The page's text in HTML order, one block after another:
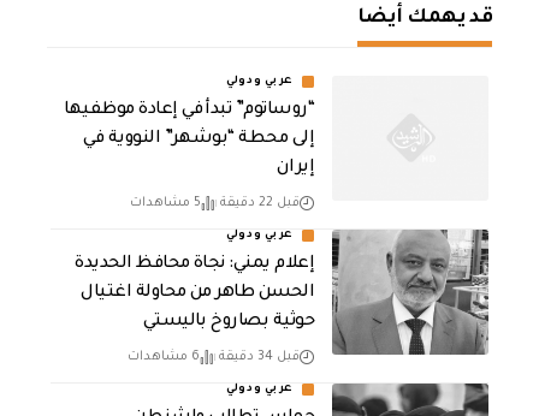
قد يهمك أيضا
عربي ودولي
“روساتوم” تبدأ في إعادة موظفيها
إلى محطة “بوشهر” النووية في
إيران
قبل 22 دقيقة 5 مشاهدات
عربي ودولي
إعلام يمني: نجاة محافظ الحديدة
الحسن طاهر من محاولة اغتيال
حوثية بصاروخ باليستي
قبل 34 دقيقة 6 مشاهدات
عربي ودولي